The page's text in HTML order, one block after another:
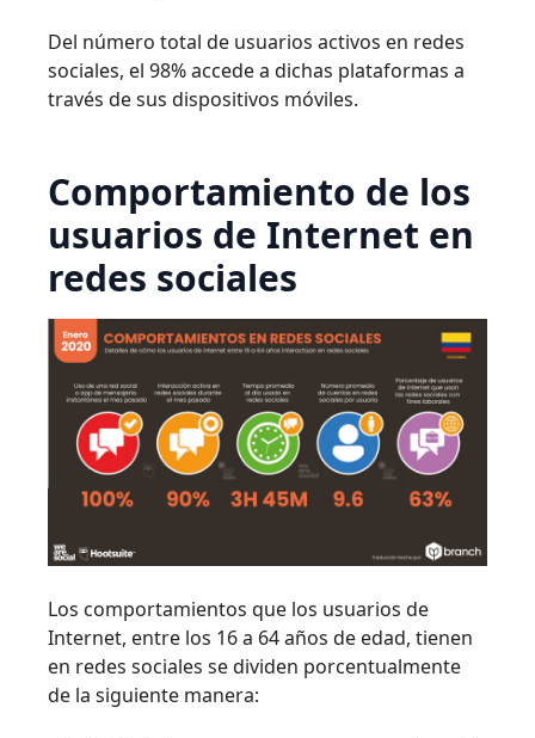
Del número total de usuarios activos en redes
sociales, el 98% accede a dichas plataformas a
través de sus dispositivos móviles.
Comportamiento de los
usuarios de Internet en
redes sociales
Los comportamientos que los usuarios de
Internet, entre los 16 a 64 años de edad, tienen
en redes sociales se dividen porcentualmente
de la siguiente manera: